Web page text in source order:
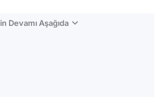
Devamı Aşağıda